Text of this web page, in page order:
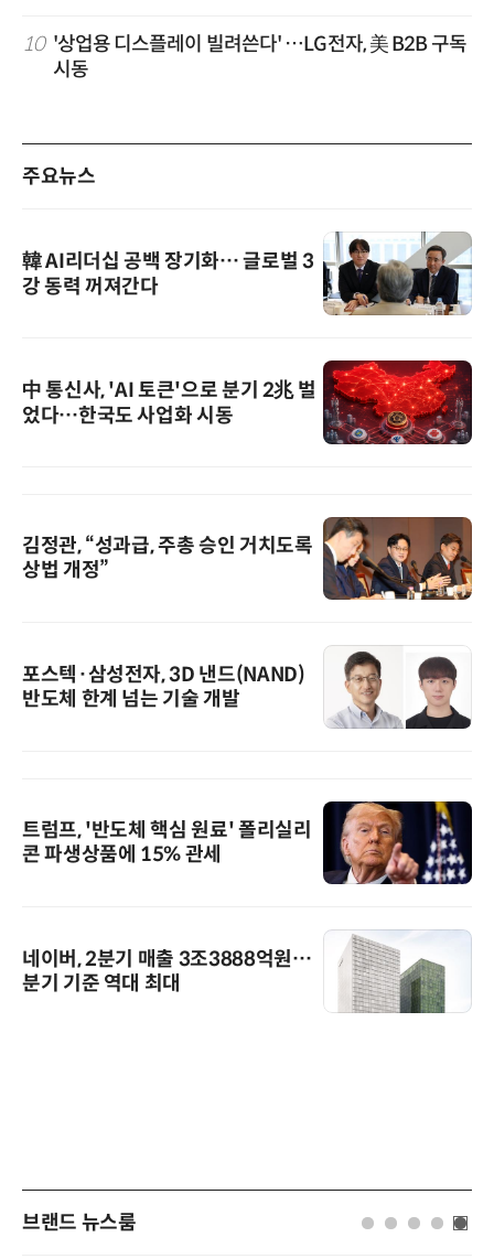
10 '상업용 디스플레이 빌려쓴다' …LG전자, 美 B2B 구독
시동
주요뉴스
韓 AI리더십 공백 장기화… 글로벌 3
강 동력 꺼져간다
中 통신사, 'AI 토큰'으로 분기 2兆 벌
었다…한국도 사업화 시동
김정관, “성과급, 주총 승인 거치도록
상법 개정”
포스텍·삼성전자, 3D 낸드(NAND)
반도체 한계 넘는 기술 개발
트럼프, '반도체 핵심 원료' 폴리실리
콘 파생상품에 15% 관세
네이버, 2분기 매출 3조3888억원…
분기 기준 역대 최대
브랜드 뉴스룸